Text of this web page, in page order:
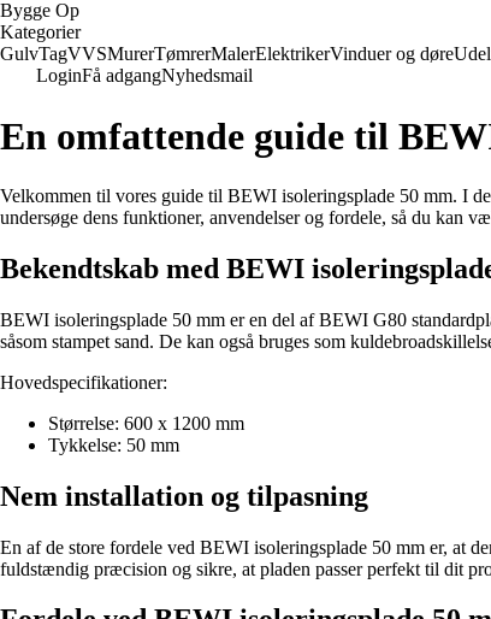
Bygge Op
Kategorier
GulvTagVVSMurerTømrerMalerElektrikerVinduer og døre
LoginFå adgangNyhedsmail
En omfattende guide til
Velkommen til vores guide til BEWI isoleringsplade 50 mm. I
undersøge dens funktioner, anvendelser og fordele, så du kan
Bekendtskab med BEWI
BEWI isoleringsplade 50 mm er en del af BEWI G80
såsom stampet sand. De kan også bruges som
Hovedspecifikationer:
Størrelse: 600 x 1200 mm
Tykkelse: 50 mm
Nem installation og tilpasning
En af de store fordele ved BEWI isoleringsplade 50 mm er, at
fuldstændig præcision og sikre, at pladen passer perfekt til dit